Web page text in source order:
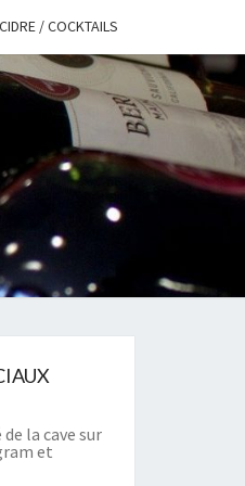
/ COCKTAILS
la cave sur
et